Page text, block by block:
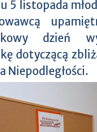
5 listopada
dzień
dotyczącą
Niepodległości.